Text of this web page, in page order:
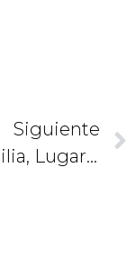
Siguiente
La Familia, Lugar Donde Se Cultivan Las Vocaciones